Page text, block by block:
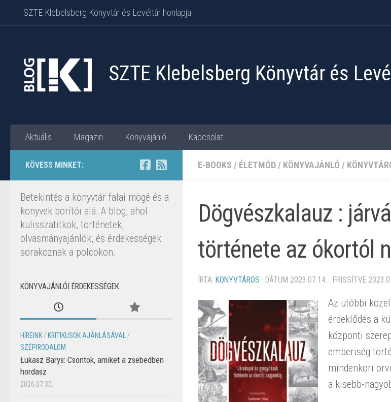
Skip to content
SZTE Klebelsberg Könyvtár és Levéltár honlapja
SZTE Klebelsberg Könyvtár és
Aktuális Magazin Könyvajánló Kapcsolat
E-BOOKS / ÉLETMÓD / KÖNYVAJÁNLÓ /
Dögvészkalauz :
története az ókortól
ÍRTA: KÖNYVTÁROS · DÁTUM 2023.07.14. · FRISSÍTVE
Az utóbbi
érdeklődés a
központi
emberiség
mindenkori
a kisebb-
KÖVESS MINKET:
Betekintés a könyvtár falai mögé és a
könyvek borítói alá. A blog, ahol
kulisszatitkok, történetek,
olvasmányajánlók, és érdekességek
sorakoznak a polcokon.
KÖNYVAJÁNLÓI ÉRDEKESSÉGEK
HÍREINK / KRITIKUSOK AJÁNLÁSÁVAL
/
SZÉPIRODALOM
Łukasz Barys: Csontok, amiket a zsebedben
hordasz
2026.07.30.